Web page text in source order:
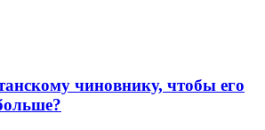
чиновнику, чтобы его